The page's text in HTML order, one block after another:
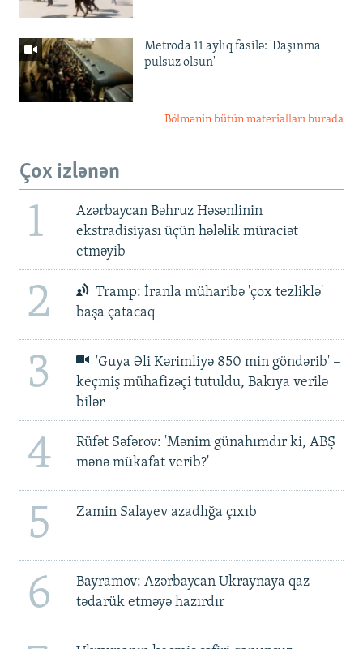
Metroda 11 aylıq fasilə: 'Daşınma
pulsuz olsun'
Bölmənin bütün materialları burada
Çox izlənən
1
Azərbaycan Bəhruz Həsənlinin
ekstradisiyası üçün hələlik müraciət
etməyib
2
Tramp: İranla müharibə 'çox tezliklə'
başa çatacaq
3
'Guya Əli Kərimliyə 850 min göndərib' –
keçmiş mühafizəçi tutuldu, Bakıya verilə
bilər
4
Rüfət Səfərov: 'Mənim günahımdır ki, ABŞ
mənə mükafat verib?'
5 Zamin Salayev azadlığa çıxıb
6
Bayramov: Azərbaycan Ukraynaya qaz
tədarük etməyə hazırdır